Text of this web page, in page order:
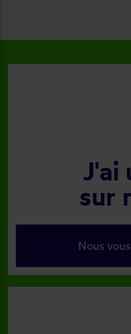
J'ai
sur
Nous